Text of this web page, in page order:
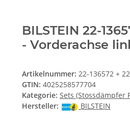
BILSTEIN 22-
- Vorderachse
Artikelnummer: 22-136572 +
GTIN: 4025258577704
Kategorie: Sets (Stossdämpfer
Hersteller:
BILSTEIN